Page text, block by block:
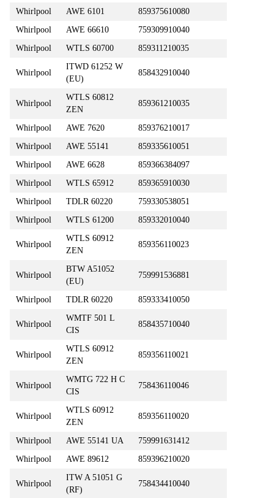
Whirlpool
AWE 6101
859375610080
Whirlpool
AWE 66610
759309910040
Whirlpool
WTLS 60700 859311210035
Whirlpool
ITWD 61252 W
(EU)
858432910040
Whirlpool
WTLS 60812
ZEN
859361210035
Whirlpool AWE 7620
859376210017
Whirlpool
AWE 55141
859335610051
Whirlpool
AWE 6628
859366384097
Whirlpool
WTLS 65912
859365910030
Whirlpool
TDLR 60220
759330538051
Whirlpool
WTLS 61200 859332010040
Whirlpool
WTLS 60912
ZEN
859356110023
Whirlpool
BTW A51052
(EU)
759991536881
Whirlpool TDLR 60220 859333410050
Whirlpool
WMTF 501 L
CIS
858435710040
Whirlpool
WTLS 60912
ZEN
859356110021
Whirlpool
WMTG 722 H C
CIS
758436110046
Whirlpool
WTLS 60912
ZEN
859356110020
Whirlpool AWE 55141 UA
759991631412
Whirlpool
AWE 89612 859396210020
Whirlpool
ITW A 51051 G
(RF)
758434410040